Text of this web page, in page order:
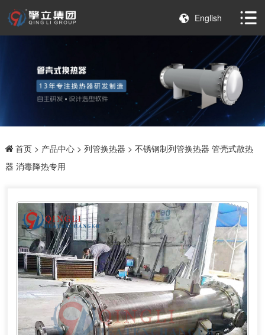
English
首页> 产品中心> 列管换热器 > 不锈钢制列管换热器 管壳式散热
器 消毒降热专用